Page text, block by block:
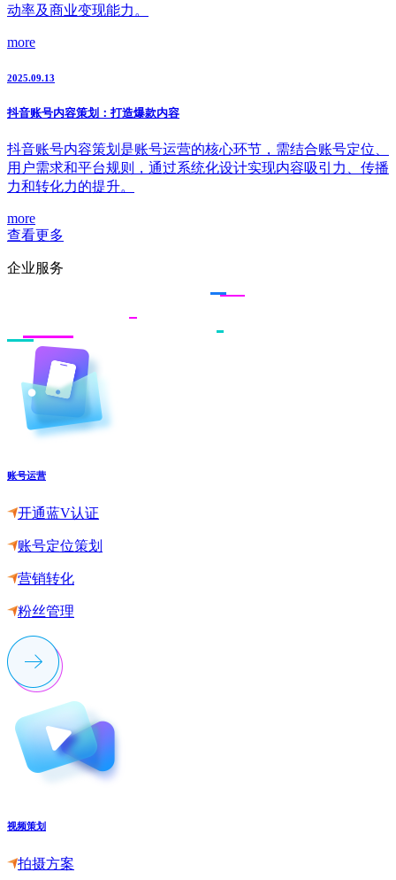
动率及商业变现能力。
more
2025.09.13
抖音账号内容策划：打造爆款内容
抖音账号内容策划是账号运营的核心环节，需结合账号定位、
用户需求和平台规则，通过系统化设计实现内容吸引力、传播
力和转化力的提升。
more
查看更多
企业服务
账号运营
开通蓝V认证
账号定位策划
营销转化
粉丝管理
视频策划
拍摄方案